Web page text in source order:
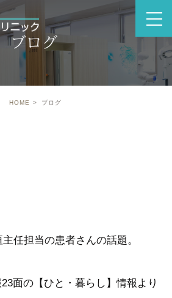
ブログ
HOME ブログ
任担当の患者さんの話題。
面の【ひと・暮らし】情報より